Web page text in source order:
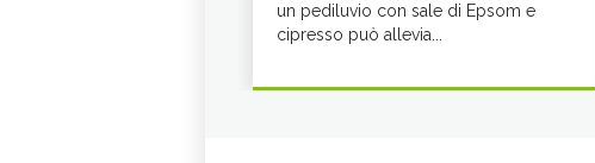
un pediluvio con sale di Epsom e
cipresso può allevia...